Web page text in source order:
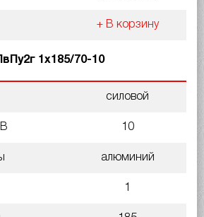
+ В корзину
1х185/70-10
силовой
10
алюминий
1